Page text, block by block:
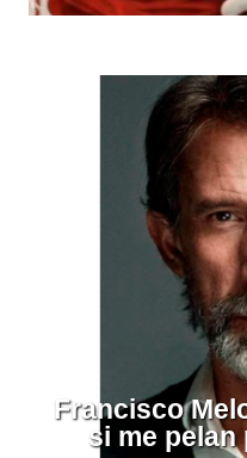
Francisco
si me pelan